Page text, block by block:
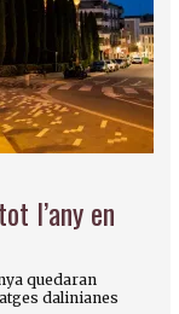
l’any en
quedaran
dalinianes